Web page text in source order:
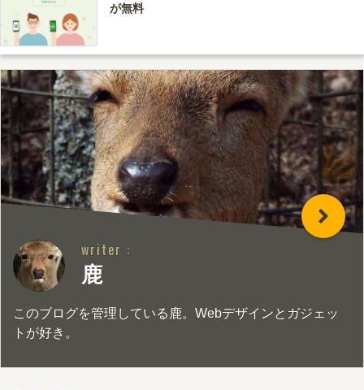
が無料
writer :
鹿
このブログを管理している鹿。Webデザインとガジェッ
トが好き。